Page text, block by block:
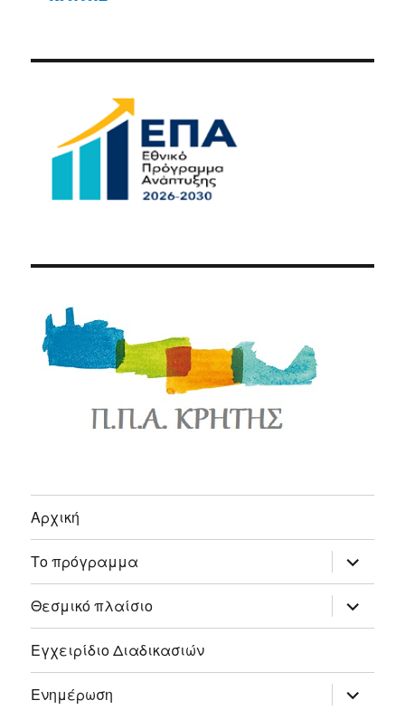
Αρχική
Το πρόγραμμα
expand
child
menu
Θεσμικό πλαίσιο
expand
child
menu
Εγχειρίδιο Διαδικασιών
Ενημέρωση
expand
child